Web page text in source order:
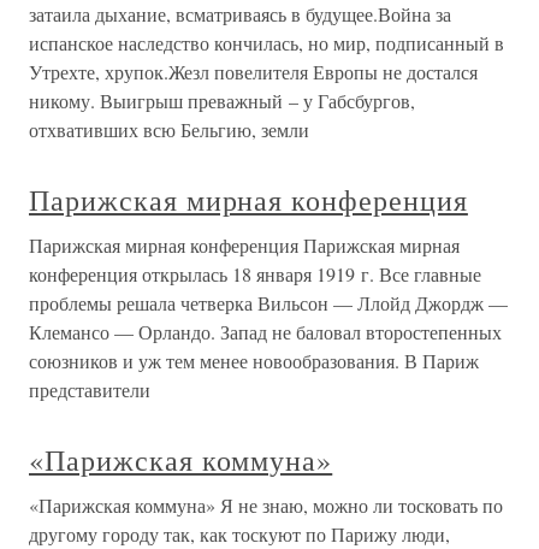
затаила дыхание, всматриваясь в будущее.Война за
испанское наследство кончилась, но мир, подписанный в
Утрехте, хрупок.Жезл повелителя Европы не достался
никому. Выигрыш преважный – у Габсбургов,
отхвативших всю Бельгию, земли
Парижская мирная конференция
Парижская мирная конференция Парижская мирная
конференция открылась 18 января 1919 г. Все главные
проблемы решала четверка Вильсон — Ллойд Джордж —
Клемансо — Орландо. Запад не баловал второстепенных
союзников и уж тем менее новообразования. В Париж
представители
«Парижская коммуна»
«Парижская коммуна» Я не знаю, можно ли тосковать по
другому городу так, как тоскуют по Парижу люди,